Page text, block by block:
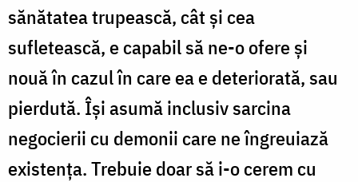
sănătatea trupească, cât și cea
sufletească, e capabil să ne-o ofere și
nouă în cazul în care ea e deteriorată, sau
pierdută. Își asumă inclusiv sarcina
negocierii cu demonii care ne îngreuiază
existența. Trebuie doar să i-o cerem cu